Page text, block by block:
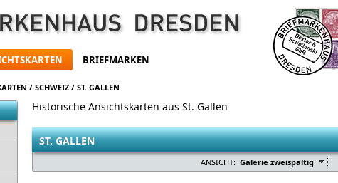
BRIEFMARKEN
/ SCHWEIZ/ ST. GALLEN
Historische Ansichtskarten aus St. Gallen
ST. GALLEN
ANSICHT: Galerie zweispaltig